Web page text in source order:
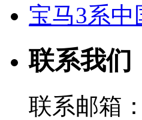
宝马3系
联系我们
联系邮箱